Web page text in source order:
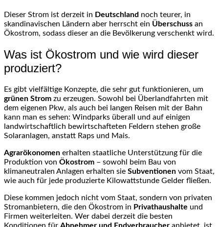
Dieser Strom ist derzeit in Deutschland noch teurer, in
skandinavischen Ländern aber herrscht ein Überschuss an
Ökostrom, sodass dieser an die Bevölkerung verschenkt wird.
Was ist Ökostrom und wie wird dieser
produziert?
Es gibt vielfältige Konzepte, die sehr gut funktionieren, um
grünen Strom zu erzeugen. Sowohl bei Überlandfahrten mit
dem eigenen Pkw, als auch bei langen Reisen mit der Bahn
kann man es sehen: Windparks überall und auf einigen
landwirtschaftlich bewirtschafteten Feldern stehen große
Solaranlagen, anstatt Raps und Mais.
Agrarökonomen erhalten staatliche Unterstützung für die
Produktion von Ökostrom – sowohl beim Bau von
klimaneutralen Anlagen erhalten sie Subventionen vom Staat,
wie auch für jede produzierte Kilowattstunde Gelder fließen.
Diese kommen jedoch nicht vom Staat, sondern von privaten
Stromanbietern, die den Ökostrom in Privathaushalte und
Firmen weiterleiten. Wer dabei derzeit die besten